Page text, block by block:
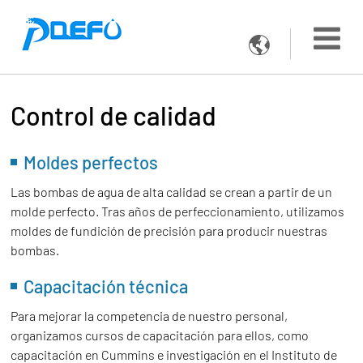

Control de calidad
Moldes perfectos
Las bombas de agua de alta calidad se crean a partir de un
molde perfecto. Tras años de perfeccionamiento, utilizamos
moldes de fundición de precisión para producir nuestras
bombas.
Capacitación técnica
Para mejorar la competencia de nuestro personal,
organizamos cursos de capacitación para ellos, como
capacitación en Cummins e investigación en el Instituto de